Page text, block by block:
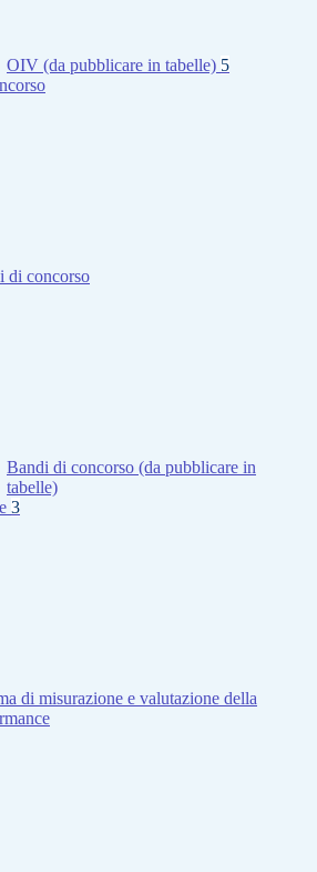
OIV (da pubblicare in tabelle) 5
di concorso
Bandi di concorso (da pubblicare in
tabelle)
3
di misurazione e valutazione della